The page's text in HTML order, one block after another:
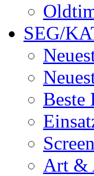
SEG/
Beste
Art &